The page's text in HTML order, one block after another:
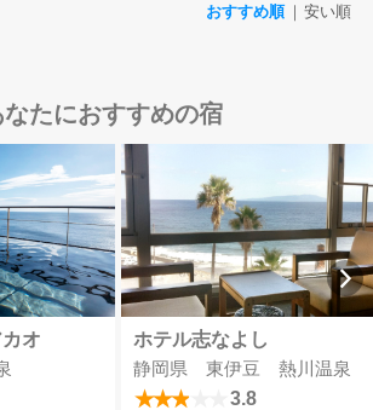
おすすめ順 安い順
なたにおすすめの宿
オ
ホテル志なよし
静岡県 東伊豆 熱川温泉
3.8